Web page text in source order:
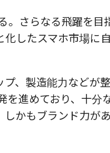
。さらなる飛躍を
したスマホ市場に
、製造能力などが
進めており、十分
かもブランド力が